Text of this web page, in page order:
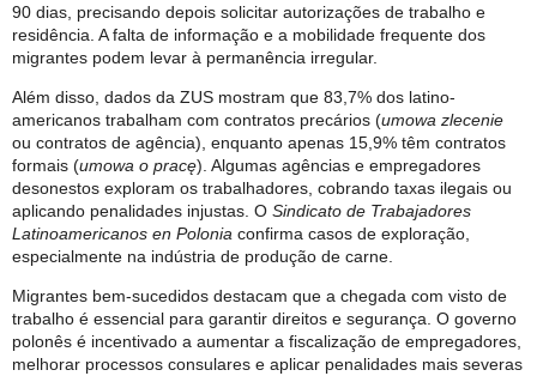
90 dias, precisando depois solicitar autorizações de trabalho e
residência. A falta de informação e a mobilidade frequente dos
migrantes podem levar à permanência irregular.
Além disso, dados da ZUS mostram que 83,7% dos latino-
americanos trabalham com contratos precários (umowa zlecenie
ou contratos de agência), enquanto apenas 15,9% têm contratos
formais (umowa o pracę). Algumas agências e empregadores
desonestos exploram os trabalhadores, cobrando taxas ilegais ou
aplicando penalidades injustas. O Sindicato de Trabajadores
Latinoamericanos en Polonia confirma casos de exploração,
especialmente na indústria de produção de carne.
Migrantes bem-sucedidos destacam que a chegada com visto de
trabalho é essencial para garantir direitos e segurança. O governo
polonês é incentivado a aumentar a fiscalização de empregadores,
melhorar processos consulares e aplicar penalidades mais severas